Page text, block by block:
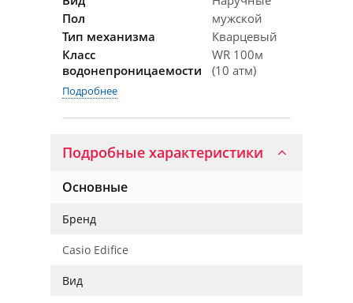
Пол
мужской
Тип механизма
Кварцевый
Класс
водонепроницаемости
WR 100м
(10 атм)
Подробнее
Подробные характеристики
Основные
Бренд
Casio Edifice
Вид